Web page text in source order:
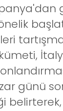
günü